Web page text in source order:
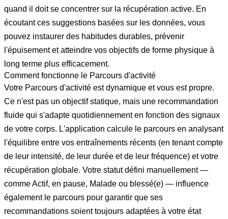
quand il doit se concentrer sur la récupération active. En
écoutant ces suggestions basées sur les données, vous
pouvez instaurer des habitudes durables, prévenir
l'épuisement et atteindre vos objectifs de forme physique à
long terme plus efficacement.
Comment fonctionne le Parcours d'activité
Votre Parcours d'activité est dynamique et vous est propre.
Ce n'est pas un objectif statique, mais une recommandation
fluide qui s'adapte quotidiennement en fonction des signaux
de votre corps. L'application calcule le parcours en analysant
l'équilibre entre vos entraînements récents (en tenant compte
de leur intensité, de leur durée et de leur fréquence) et votre
récupération globale. Votre statut défini manuellement —
comme Actif, en pause, Malade ou blessé(e) — influence
également le parcours pour garantir que ses
recommandations soient toujours adaptées à votre état